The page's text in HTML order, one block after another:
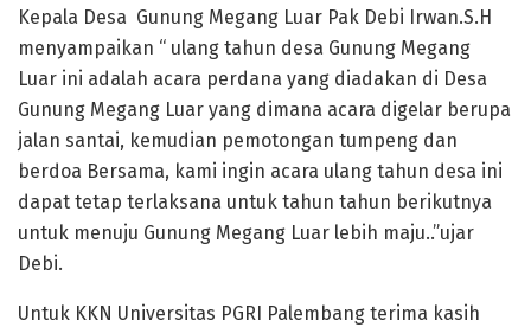
Kepala Desa Gunung Megang Luar Pak Debi Irwan.S.H
menyampaikan “ ulang tahun desa Gunung Megang
Luar ini adalah acara perdana yang diadakan di Desa
Gunung Megang Luar yang dimana acara digelar berupa
jalan santai, kemudian pemotongan tumpeng dan
berdoa Bersama, kami ingin acara ulang tahun desa ini
dapat tetap terlaksana untuk tahun tahun berikutnya
untuk menuju Gunung Megang Luar lebih maju..”ujar
Debi.
Untuk KKN Universitas PGRI Palembang terima kasih